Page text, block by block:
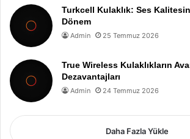
Turkcell Kulaklık: Ses
Dönem
Admin 25 Temmuz 2026
True Wireless Kulaklıkların
Dezavantajları
Admin 24 Temmuz 2026
Daha Fazla Yükle